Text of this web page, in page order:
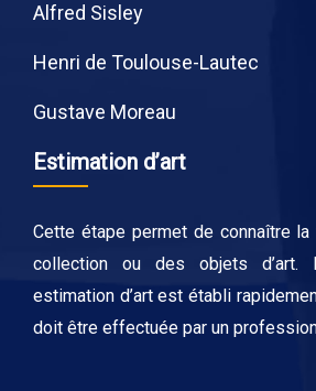
Alfred Sisley
Henri de Toulouse-Lautec
Gustave Moreau
Estimation d’art
Cette étape permet de connaître la
collection ou des objets d’art.
estimation d’art est établi
doit être effectuée par un